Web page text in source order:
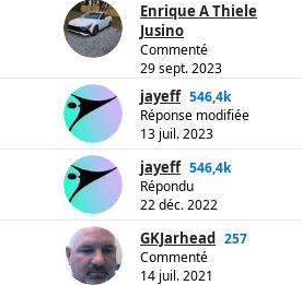
Enrique A Thiele
Jusino
Commenté
29 sept. 2023
jayeff 546,4k
Réponse modifiée
13 juil. 2023
jayeff 546,4k
Répondu
22 déc. 2022
GKJarhead 257
Commenté
14 juil. 2021